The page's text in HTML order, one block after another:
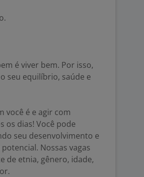
é viver bem. Por isso,
seu equilíbrio, saúde e
você é e agir com
os dias! Você pode
seu desenvolvimento e
Nossas vagas
de etnia, gênero, idade,